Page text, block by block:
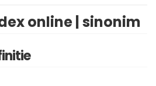
online | sinonim